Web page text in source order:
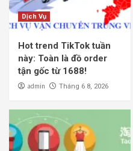
Dịch Vụ
Hot trend TikTok tuần
này: Toàn là đồ order
tận gốc từ 1688!
admin Tháng 6 8, 2026